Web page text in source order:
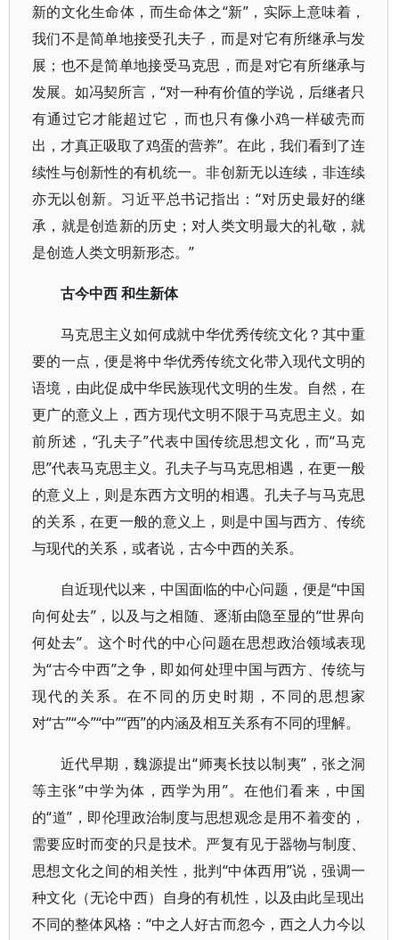
新的文化生命体，而生命体之“新”，实际上意味着，
我们不是简单地接受孔夫子，而是对它有所继承与发
展；也不是简单地接受马克思，而是对它有所继承与
发展。如冯契所言，“对一种有价值的学说，后继者只
有通过它才能超过它，而也只有像小鸡一样破壳而
出，才真正吸取了鸡蛋的营养”。在此，我们看到了连
续性与创新性的有机统一。非创新无以连续，非连续
亦无以创新。习近平总书记指出：“对历史最好的继
承，就是创造新的历史；对人类文明最大的礼敬，就
是创造人类文明新形态。”
古今中西 和生新体
马克思主义如何成就中华优秀传统文化？其中重
要的一点，便是将中华优秀传统文化带入现代文明的
语境，由此促成中华民族现代文明的生发。自然，在
更广的意义上，西方现代文明不限于马克思主义。如
前所述，“孔夫子”代表中国传统思想文化，而“马克
思”代表马克思主义。孔夫子与马克思相遇，在更一般
的意义上，则是东西方文明的相遇。孔夫子与马克思
的关系，在更一般的意义上，则是中国与西方、传统
与现代的关系，或者说，古今中西的关系。
自近现代以来，中国面临的中心问题，便是“中国
向何处去”，以及与之相随、逐渐由隐至显的“世界向
何处去”。这个时代的中心问题在思想政治领域表现
为“古今中西”之争，即如何处理中国与西方、传统与
现代的关系。在不同的历史时期，不同的思想家
对“古”“今”“中”“西”的内涵及相互关系有不同的理解。
近代早期，魏源提出“师夷长技以制夷”，张之洞
等主张“中学为体，西学为用”。在他们看来，中国
的“道”，即伦理政治制度与思想观念是用不着变的，
需要应时而变的只是技术。严复有见于器物与制度、
思想文化之间的相关性，批判“中体西用”说，强调一
种文化（无论中西）自身的有机性，以及由此呈现出
不同的整体风格：“中之人好古而忽今，西之人力今以